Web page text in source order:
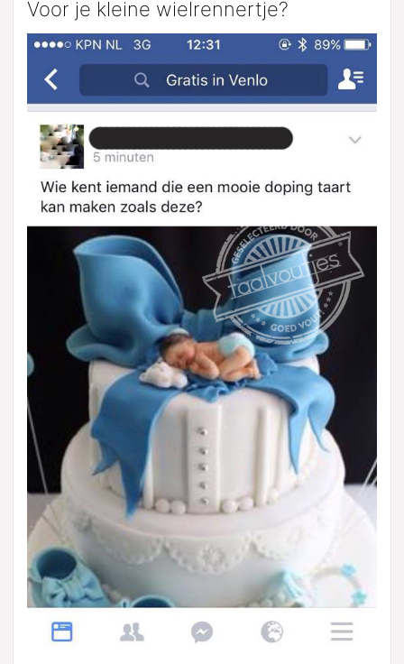
Voor je kleine wielrennertje?